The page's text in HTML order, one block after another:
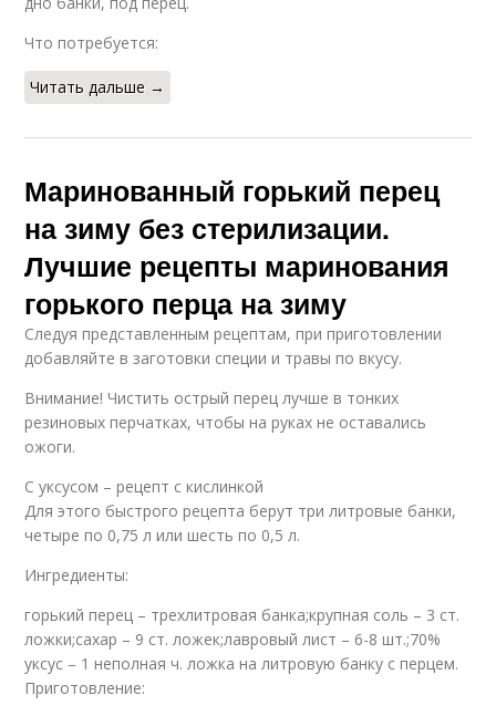
Что потребуется:
Читать дальше →
Маринованный горький перец
на зиму без стерилизации.
Лучшие рецепты маринования
горького перца на зиму
Следуя представленным рецептам, при приготовлении
добавляйте в заготовки специи и травы по вкусу.
Внимание! Чистить острый перец лучше в тонких
резиновых перчатках, чтобы на руках не оставались
ожоги.
С уксусом – рецепт с кислинкой
Для этого быстрого рецепта берут три литровые банки,
четыре по 0,75 л или шесть по 0,5 л.
Ингредиенты:
горький перец – трехлитровая банка;крупная соль – 3 ст.
ложки;сахар – 9 ст. ложек;лавровый лист – 6-8 шт.;70%
уксус – 1 неполная ч. ложка на литровую банку с перцем.
Приготовление: